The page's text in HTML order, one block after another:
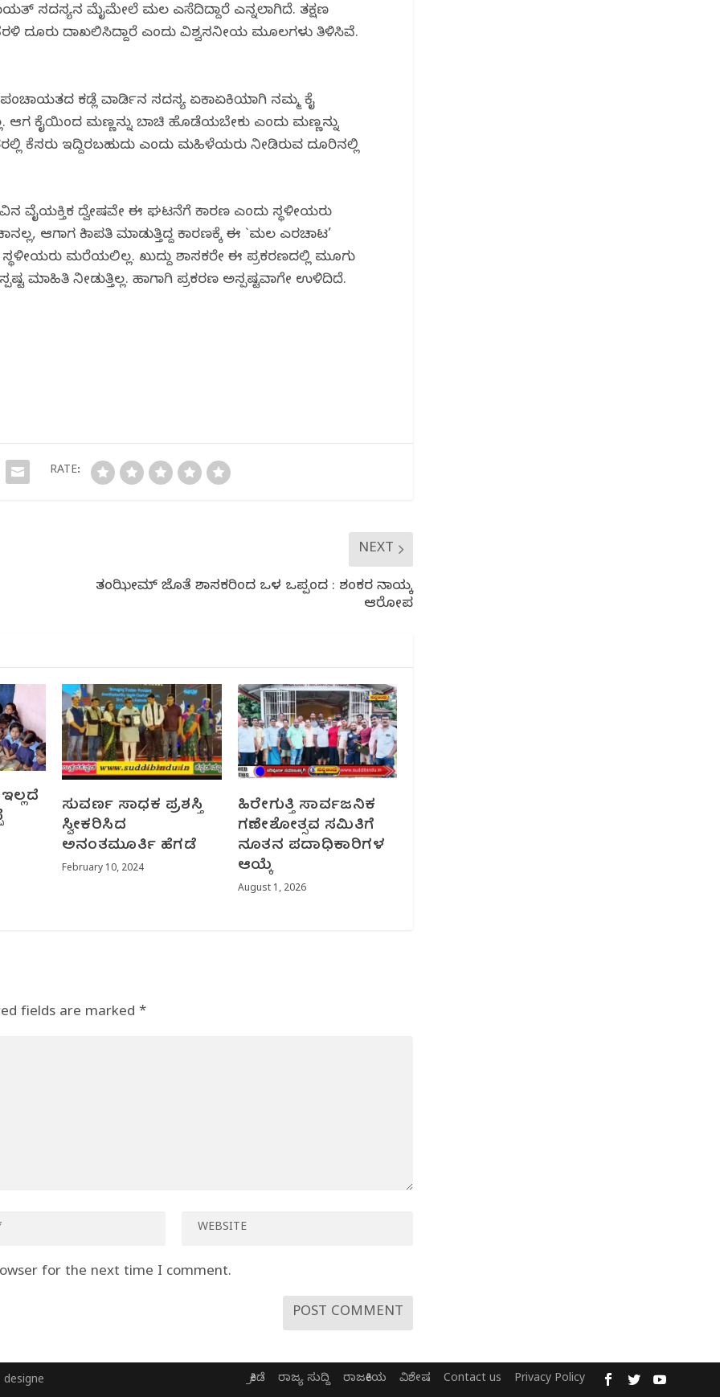
ಸದಸ್ಯನ ಮೈಮೇಲೆ ಮಲ ಎಸೆದಿದ್ದಾರೆ ಎನ್ನಲಾಗಿದೆ. ತಕ್ಷಣ
ದೂರು ದಾಖಲಿಸಿದ್ದಾರೆ ಎಂದು ವಿಶ್ವಸನೀಯ ಮೂಲಗಳು ತಿಳಿಸಿವೆ.
ಕಡ್ಲೆ ವಾರ್ಡಿನ ಸದಸ್ಯ ಏಕಾಏಕಿಯಾಗಿ ನಮ್ಮ ಕೈ
ಆಗ ಕೈಯಿಂದ ಮಣ್ಣನ್ನು ಬಾಚಿ ಹೊಡೆಯಬೇಕು ಎಂದು ಮಣ್ಣನ್ನು
ಕೆಸರು ಇದ್ದಿರಬಹುದು ಎಂದು ಮಹಿಳೆಯರು ನೀಡಿರುವ ದೂರಿನಲ್ಲಿ
ದ್ವೇಷವೇ ಈ ಘಟನೆಗೆ ಕಾರಣ ಎಂದು ಸ್ಥಳೀಯರು
ಆಗಾಗ ಕಿತಾಪತಿ ಮಾಡುತ್ತಿದ್ದ ಕಾರಣಕ್ಕೆ ಈ `ಮಲ ಎರಚಾಟ’
ಮರೆಯಲಿಲ್ಲ. ಖುದ್ದು ಶಾಸಕರೇ ಈ ಪ್ರಕರಣದಲ್ಲಿ ಮೂಗು
ಮಾಹಿತಿ ನೀಡುತ್ತಿಲ್ಲ. ಹಾಗಾಗಿ ಪ್ರಕರಣ ಅಸ್ಪಷ್ಟವಾಗೇ ಉಳಿದಿದೆ.
RATE:
NEXT
ತಂಝೀಮ್ ಜೊತೆ ಶಾಸಕರಿಂದ ಒಳ ಒಪ್ಪಂದ : ಶಂಕರ‌ ನಾಯ್ಕ
ಆರೋಪ
ಸುವರ್ಣ ಸಾಧಕ ಪ್ರಶಸ್ತಿ
ಸ್ವೀಕರಿಸಿದ
ಅನಂತಮೂರ್ತಿ ಹೆಗಡೆ
February 10, 2024
ಹಿರೇಗುತ್ತಿ ಸಾರ್ವಜನಿಕ
ಗಣೇಶೋತ್ಸವ ಸಮಿತಿಗೆ
ನೂತನ ಪದಾಧಿಕಾರಿಗಳ
ಆಯ್ಕೆ
August 1, 2026
fields are marked*
for the next time I comment.
ಕ್ರೀಡೆ ರಾಜ್ಯ ಸುದ್ದಿ ರಾಜಕೀಯ ವಿಶೇಷ Contact us Privacy Policy